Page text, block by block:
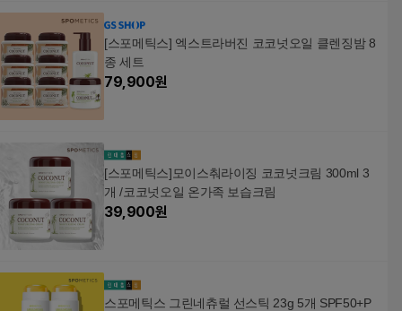
[스포메틱스] 엑스트라버진 코코넛오일 클렌징밤 8
종 세트
79,900원
[스포메틱스]모이스춰라이징 코코넛크림 300ml 3
개 /코코넛오일 온가족 보습크림
39,900원
스포메틱스 그린네츄럴 선스틱 23g 5개 SPF50+P